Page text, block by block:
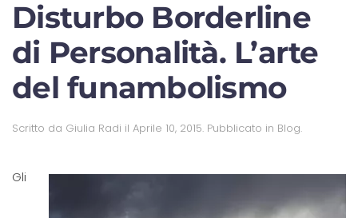
Disturbo Borderline
di Personalità. L’arte
del funambolismo
Scritto da Giulia Radi il Aprile 10, 2015. Pubblicato in Blog.
Gli